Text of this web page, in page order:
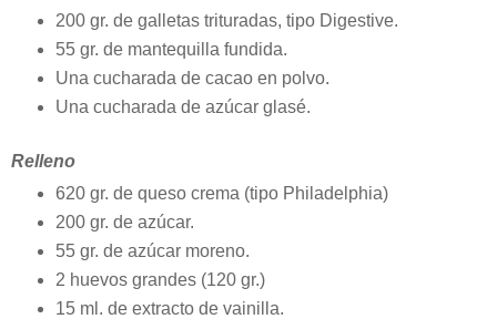
200 gr. de galletas trituradas, tipo Digestive.
55 gr. de mantequilla fundida.
Una cucharada de cacao en polvo.
Una cucharada de azúcar glasé.
Relleno
620 gr. de queso crema (tipo Philadelphia)
200 gr. de azúcar.
55 gr. de azúcar moreno.
2 huevos grandes (120 gr.)
15 ml. de extracto de vainilla.